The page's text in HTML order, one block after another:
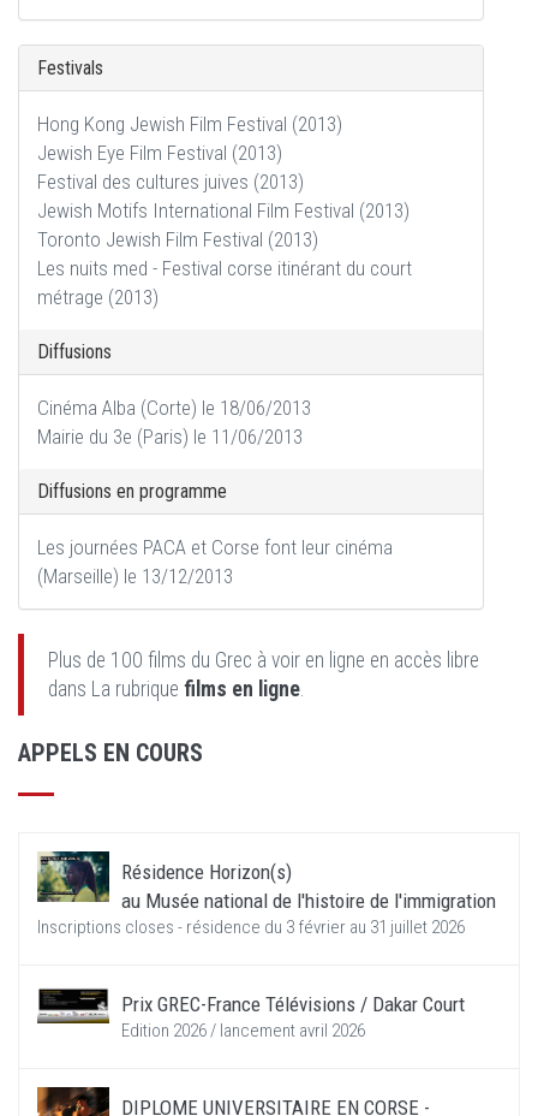
Festivals
Hong Kong Jewish Film Festival (2013)
Jewish Eye Film Festival (2013)
Festival des cultures juives (2013)
Jewish Motifs International Film Festival (2013)
Toronto Jewish Film Festival (2013)
Les nuits med - Festival corse itinérant du court
métrage (2013)
Diffusions
Cinéma Alba (Corte) le 18/06/2013
Mairie du 3e (Paris) le 11/06/2013
Diffusions en programme
Les journées PACA et Corse font leur cinéma
(Marseille) le 13/12/2013
Plus de 100 films du Grec à voir en ligne en accès libre
dans La rubrique films en ligne.
APPELS EN COURS
Résidence Horizon(s)
au Musée national de l'histoire de l'immigration
Inscriptions closes - résidence du 3 février au 31 juillet 2026
Prix GREC-France Télévisions / Dakar Court
Edition 2026 / lancement avril 2026
DIPLOME UNIVERSITAIRE EN CORSE -